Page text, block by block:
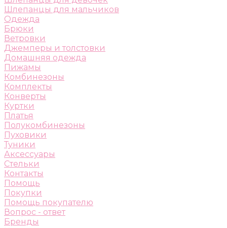
Шлепанцы для мальчиков
Одежда
Брюки
Ветровки
Джемперы и толстовки
Домашняя одежда
Пижамы
Комбинезоны
Комплекты
Конверты
Куртки
Платья
Полукомбинезоны
Пуховики
Туники
Аксессуары
Стельки
Контакты
Помощь
Покупки
Помощь покупателю
Вопрос - ответ
Бренды